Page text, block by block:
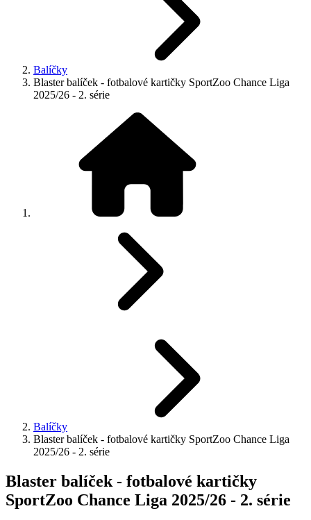
Balíčky
Blaster balíček - fotbalové kartičky SportZoo Chance Liga
2025/26 - 2. série
Balíčky
Blaster balíček - fotbalové kartičky SportZoo Chance Liga
2025/26 - 2. série
Blaster balíček - fotbalové kartičky
SportZoo Chance Liga 2025/26 - 2. série